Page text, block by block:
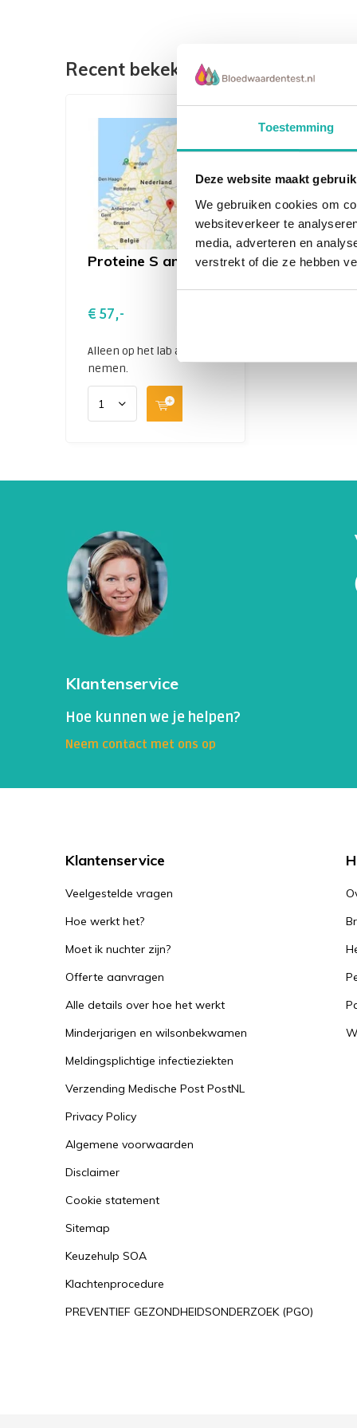
Toestemming
Deze website maakt
We gebruiken cookies om
websiteverkeer te
media, adverteren en
verstrekt of die ze hebben
Recent bekeken
Proteine S antigen
€ 57,-
Alleen op het lab af te
nemen.
Klantenservice
Hoe kunnen we je helpen?
Neem contact met ons op
Klantenservice
Veelgestelde vragen
Hoe werkt het?
Moet ik nuchter zijn?
Offerte aanvragen
Alle details over hoe het werkt
Minderjarigen en wilsonbekwamen
Meldingsplichtige infectieziekten
Verzending Medische Post PostNL
Privacy Policy
Algemene voorwaarden
Disclaimer
Cookie statement
Sitemap
Keuzehulp SOA
Klachtenprocedure
PREVENTIEF GEZONDHEIDSONDERZOEK (PGO)